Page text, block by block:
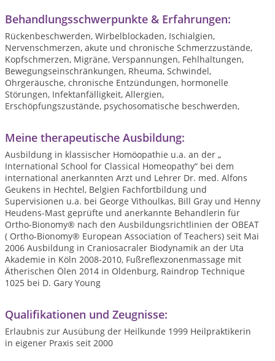
Behandlungsschwerpunkte & Erfahrungen:
Rückenbeschwerden, Wirbelblockaden, Ischialgien,
Nervenschmerzen, akute und chronische Schmerzzustände,
Kopfschmerzen, Migräne, Verspannungen, Fehlhaltungen,
Bewegungseinschränkungen, Rheuma, Schwindel,
Ohrgeräusche, chronische Entzündungen, hormonelle
Störungen, Infektanfälligkeit, Allergien,
Erschöpfungszustände, psychosomatische beschwerden,
Meine therapeutische Ausbildung:
Ausbildung in klassischer Homöopathie u.a. an der „
International School for Classical Homeopathy“ bei dem
international anerkannten Arzt und Lehrer Dr. med. Alfons
Geukens in Hechtel, Belgien Fachfortbildung und
Supervisionen u.a. bei George Vithoulkas, Bill Gray und Henny
Heudens-Mast geprüfte und anerkannte Behandlerin für
Ortho-Bionomy® nach den Ausbildungsrichtlinien der OBEAT
( Ortho-Bionomy® European Association of Teachers) seit Mai
2006 Ausbildung in Craniosacraler Biodynamik an der Uta
Akademie in Köln 2008-2010, Fußreflexzonenmassage mit
Ätherischen Ölen 2014 in Oldenburg, Raindrop Technique
1025 bei D. Gary Young
Qualifikationen und Zeugnisse:
Erlaubnis zur Ausübung der Heilkunde 1999 Heilpraktikerin
in eigener Praxis seit 2000